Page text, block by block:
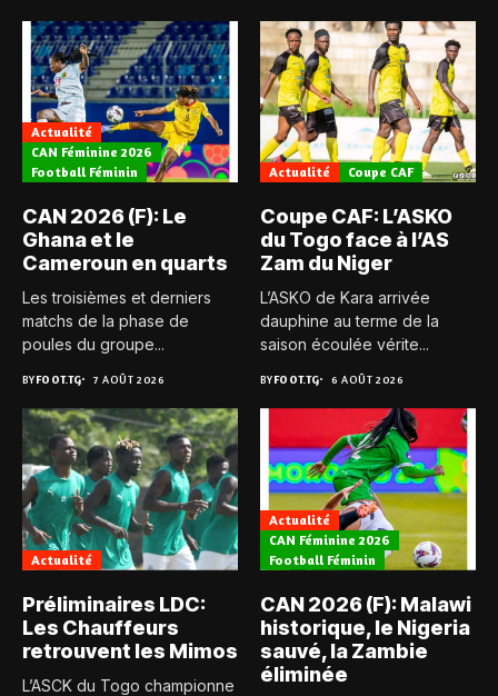
Actualité
CAN Féminine 2026
Football Féminin
CAN 2026 (F): Le
Ghana et le
Cameroun en quarts
Les troisièmes et derniers
matchs de la phase de
poules du groupe...
BYFOOT.TG 7 AOÛT 2026
Actualité Coupe CAF
Coupe CAF: L’ASKO
du Togo face à l’AS
Zam du Niger
L’ASKO de Kara arrivée
dauphine au terme de la
saison écoulée vérite...
BYFOOT.TG 6 AOÛT 2026
Actualité
Préliminaires LDC:
Les Chauffeurs
retrouvent les Mimos
L’ASCK du Togo championne
Actualité
CAN Féminine 2026
Football Féminin
CAN 2026 (F): Malawi
historique, le Nigeria
sauvé, la Zambie
éliminée